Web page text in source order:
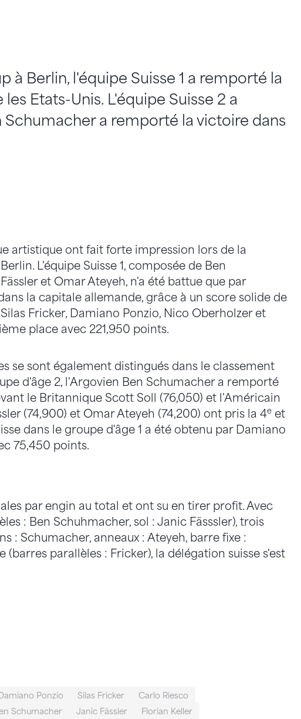
à Berlin, l'équipe Suisse 1 a remporté la
Etats-Unis. L'équipe Suisse 2 a
Schumacher a remporté la victoire dans
artistique ont fait forte impression lors de la
L'équipe Suisse 1, composée de Ben
et Omar Ateyeh, n'a été battue que par
la capitale allemande, grâce à un score solide de
Fricker, Damiano Ponzio, Nico Oberholzer et
place avec 221,950 points.
se sont également distingués dans le classement
d'âge 2, l'Argovien Ben Schumacher a remporté
le Britannique Scott Soll (76,050) et l'Américain
(74,900) et Omar Ateyeh (74,200) ont pris la 4eet
dans le groupe d'âge 1 a été obtenu par Damiano
75,450 points.
par engin au total et ont su en tirer profit. Avec
: Ben Schuhmacher, sol : Janic Fässsler), trois
: Schumacher, anneaux : Ateyeh, barre fixe :
(barres parallèles : Fricker), la délégation suisse s'est
Ponzio Silas Fricker
Carlo Riesco
Schumacher Janic Fässler Florian Keller